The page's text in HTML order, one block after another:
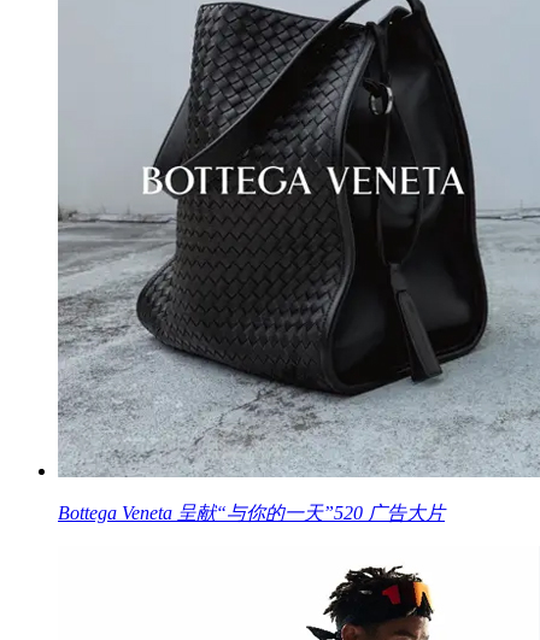
Bottega Veneta 呈献“与你的一天”520 广告大片